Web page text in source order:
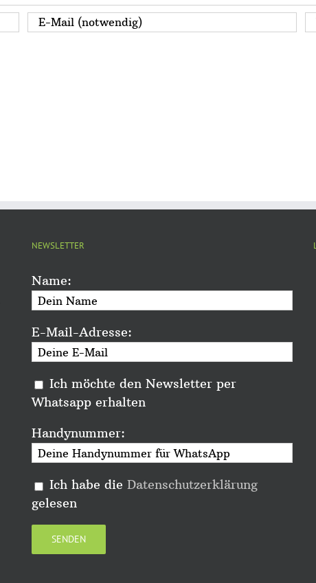
NEWSLETTER
Name:
E-Mail-Adresse:
Ich möchte den Newsletter per
Whatsapp erhalten
Handynummer:
Ich habe die Datenschutzerklärung
gelesen